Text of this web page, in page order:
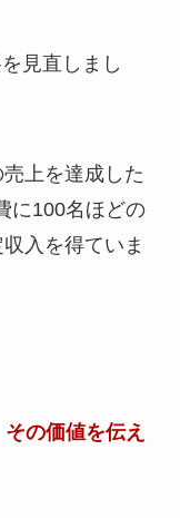
見直しまし
上を達成した
に100名ほどの
入を得ていま
の価値を伝え